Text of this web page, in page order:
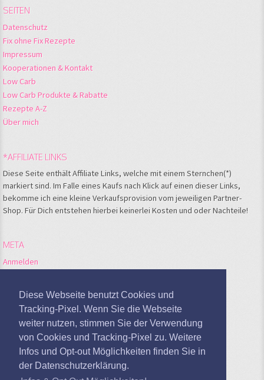
Diese Webseite benutzt Cookies und
Tracking-Pixel. Wenn Sie die Webseite
weiter nutzen, stimmen Sie der Verwendung
von Cookies und Tracking-Pixel zu. Weitere
Infos und Opt-out Möglichkeiten finden Sie in
der Datenschutzerklärung.
SEITEN
Datenschutz
Fix ohne Fix Rezepte
Impressum
Kooperationen & Kontakt
Low Carb
Low Carb Produkte & Rabatte
Rezepte A-Z
Über mich
*AFFILIATE LINKS
Diese Seite enthält Affiliate Links, welche mit einem Sternchen(*)
markiert sind. Im Falle eines Kaufs nach Klick auf einen dieser Links,
bekomme ich eine kleine Verkaufsprovision vom jeweiligen Partner-
Shop. Für Dich entstehen hierbei keinerlei Kosten und oder Nachteile!
META
Anmelden
Kommentare-Feed
Google Analytics deaktivieren